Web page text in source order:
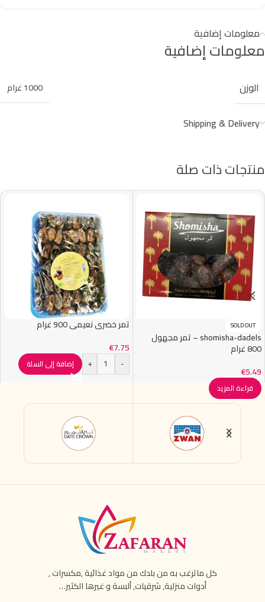
معلومات إضافية
معلومات إضافية
الوزن 1000 غرام
Shipping & Delivery
منتجات ذات صلة
SOLD OUT
shomisha-dadels – تمر مجهول
800 غرام
€5.49
قراءة المزيد
تمر خضري نعيمي 900 غرام
€7.75
-
+ إضافة إلى السلة
كل ماترغب به من بلدك من مواد غذائية ,مكسرات ,
أدوات منزلية, شرقيات, ألبسة و غيرها الكثير…